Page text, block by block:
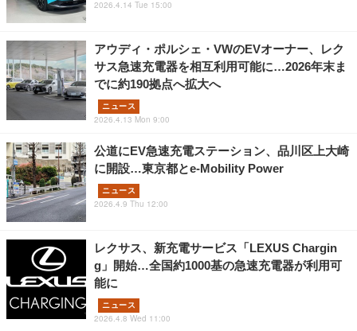
2026.4.14 Tue 15:00
アウディ・ポルシェ・VWのEVオーナー、レク
サス急速充電器を相互利用可能に…2026年末ま
でに約190拠点へ拡大へ
ニュース
2026.4.13 Mon 9:00
公道にEV急速充電ステーション、品川区上大崎
に開設…東京都とe-Mobility Power
ニュース
2026.4.9 Thu 12:00
レクサス、新充電サービス「LEXUS Chargin
g」開始…全国約1000基の急速充電器が利用可
能に
ニュース
2026.4.8 Wed 11:00